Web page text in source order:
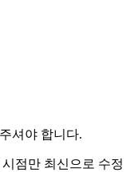
셔야 합니다.
점만 최신으로 수정